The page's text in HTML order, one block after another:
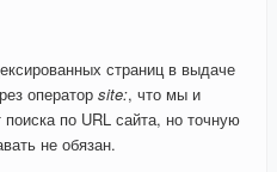
страниц в выдаче
оператор site:, что мы и
по URL сайта, но точную
не обязан.